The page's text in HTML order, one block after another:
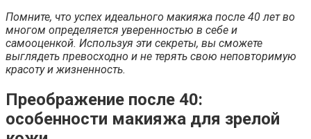
Помните, что успех идеального макияжа после 40 лет во
многом определяется уверенностью в себе и
самооценкой. Используя эти секреты, вы сможете
выглядеть превосходно и не терять свою неповторимую
красоту и жизненность.
Преображение после 40:
особенности макияжа для зрелой